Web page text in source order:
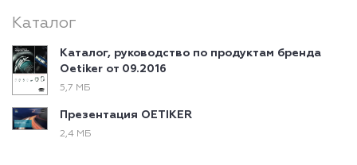
Каталог
Каталог, руководство по продуктам бренда
Oetiker от 09.2016
5,7 МБ
Презентация OETIKER
2,4 МБ